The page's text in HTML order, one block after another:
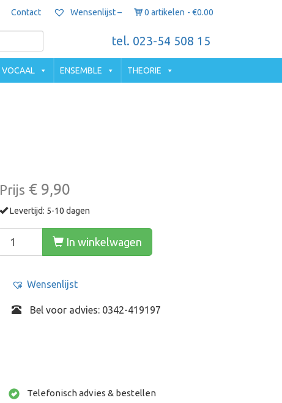
Contact Wensenlijst – 0 artikelen €0.00
tel. 023-54 508 15
VOCAAL ENSEMBLE THEORIE
Prijs € 9,90
Levertijd: 5-10 dagen
In winkelwagen
Wensenlijst
Bel voor advies: 0342-419197
Telefonisch advies & bestellen